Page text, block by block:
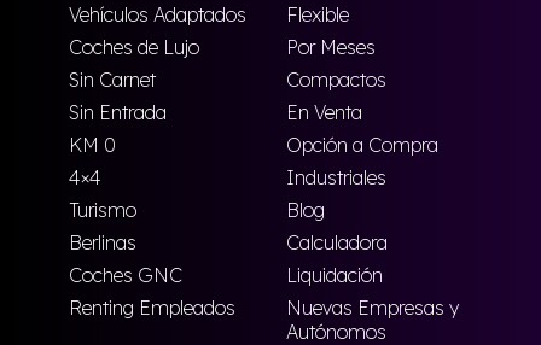
Vehículos Adaptados
Flexible
Coches de Lujo
Por Meses
Sin Carnet
Compactos
Sin Entrada
En Venta
KM 0
Opción a Compra
4×4
Industriales
Turismo
Blog
Berlinas
Calculadora
Coches GNC
Liquidación
Renting Empleados
Nuevas Empresas y
Autónomos